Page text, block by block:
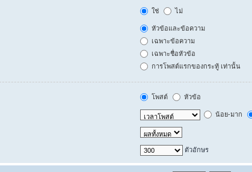
ใช่ ไม่
หัวข้อและข้อความ
เฉพาะข้อความ
เฉพาะชื่อหัวข้อ
การโพสต์แรกของกระทู้ เท่านั้น
โพสต์ หัวข้อ
น้อย-มาก
ตัวอักษร